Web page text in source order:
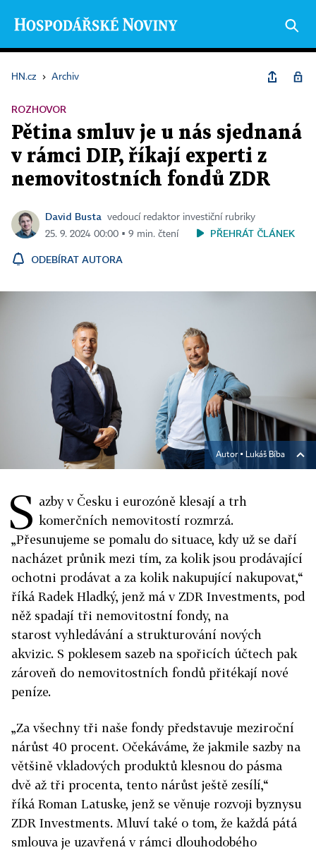
HN.cz › Archiv
ROZHOVOR
Pětina smluv je u nás sjednaná
v rámci DIP, říkají experti z
nemovitostních fondů ZDR
David Busta
vedoucí redaktor investiční rubriky
25. 9. 2024 00:00 ▪ 9 min. čtení
PŘEHRÁT ČLÁNEK
ODEBÍRAT AUTORA
Autor ▪ Lukáš Bíba
S azby v Česku i eurozóně klesají a trh
komerčních nemovitostí rozmrzá.
„Přesunujeme se pomalu do situace, kdy už se daří
nacházet průnik mezi tím, za kolik jsou prodávající
ochotni prodávat a za kolik nakupující nakupovat,“
říká Radek Hladký, jenž má v ZDR Investments, pod
něž spadají tři nemovitostní fondy, na
starost vyhledávání a strukturování nových
akvizic. S poklesem sazeb na spořicích účtech pak
zároveň do nemovitostních fondů přitékají nové
peníze.
„Za všechny tři naše fondy představuje meziroční
nárůst 40 procent. Očekáváme, že jakmile sazby na
většině vkladových produktů klesnou do pásma
dvě až tři procenta, tento nárůst ještě zesílí,“
říká Roman Latuske, jenž se věnuje rozvoji byznysu
ZDR Investments. Mluví také o tom, že každá pátá
smlouva je uzavřená v rámci dlouhodobého